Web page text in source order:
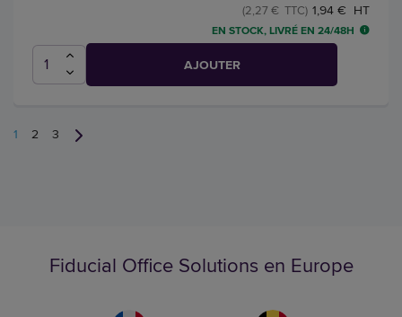
1,94 € HT
(2,27 € TTC)
EN STOCK, LIVRÉ EN 24/48H
AJOUTER
1 2 3
Fiducial Office Solutions en Europe